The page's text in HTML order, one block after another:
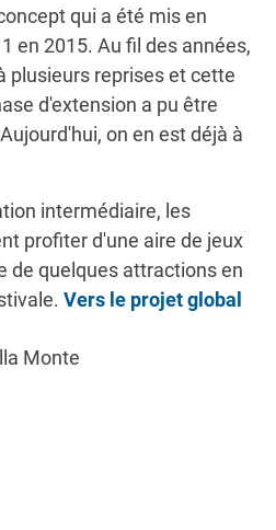
qui a été mis en
en 2015. Au fil des années,
plusieurs reprises et cette
d'extension a pu être
on en est déjà à
intermédiaire, les
profiter d'une aire de jeux
de quelques attractions en
Vers le projet global
Monte